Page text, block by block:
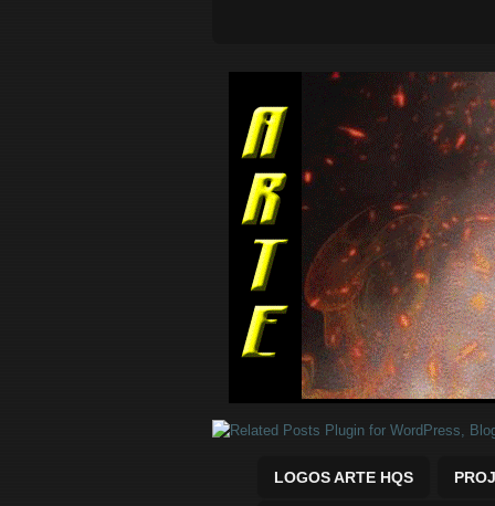
Quadrinhos Marvel e DC para
LOGOS ARTE HQS